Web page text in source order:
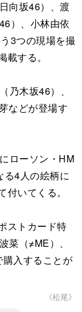
向坂46）、渡
）、小林由依
3つの現場を撮
する。
乃木坂46）、
などが登場す
ローソン・HM
る4人の絵柄に
いてくる。
ストカード特
菜（≠ME）、
入することが
《松尾》